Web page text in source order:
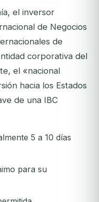
el inversor
de Negocios
de
corporativa del
el «nacional
hacia los Estados
de una IBC
5 a 10 días
para su